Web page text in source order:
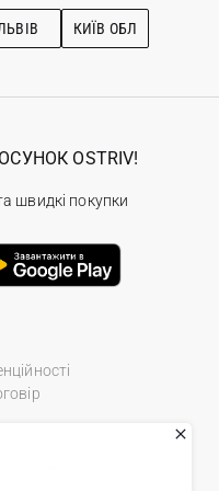
КИЇВ ОБЛ
OSTRIV!
швидкі покупки